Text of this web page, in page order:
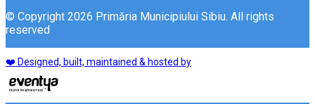
© Copyright 2026 Primăria Municipiului Sibiu. All rights
reserved
❤️ Designed, built, maintained & hosted by